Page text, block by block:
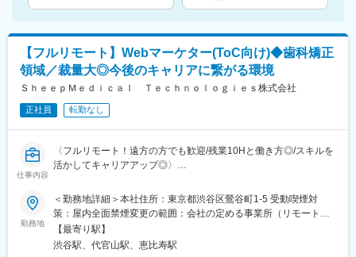
【フルリモート】Webマーケター(ToC向け)◆歯科矯正
領域／裁量大◎今後のキャリアに繋がる環境
ＳｈｅｅｐＭｅｄｉｃａｌ Ｔｅｃｈｎｏｌｏｇｉｅｓ株式会社
正社員 転勤なし
仕事内容
〈フルリモート！遠方の方でも歓迎/残業10Hと働き方◎/スキルを
活かしてキャリアアップ◎〉
■業務概要：
グループ会社が運営支援している全国23院の歯科クリニックのマ
ーケティングに携わっていただくポジションです。toC領域での
GoogleやYahoo！リスティング広告やSEOをメインに活躍されて
来られた方を募集しています。
勤務地
＜勤務地詳細＞本社住所：東京都渋谷区鶯谷町1-5 受動喫煙対
策：屋内全面禁煙変更の範囲：会社の定める事業所（リモートワ
ーク含む）
【最寄り駅】
渋谷駅、代官山駅、恵比寿駅